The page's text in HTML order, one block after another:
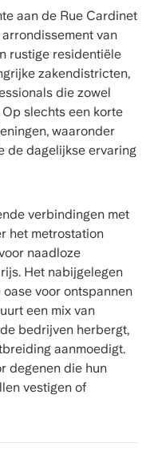
aan de Rue Cardinet
arrondissement van
rustige residentiële
zakendistricten,
die zowel
slechts een korte
waaronder
de dagelijkse ervaring
verbindingen met
het metrostation
naadloze
Het nabijgelegen
voor ontspannen
een mix van
bedrijven herbergt,
aanmoedigt.
degenen die hun
vestigen of